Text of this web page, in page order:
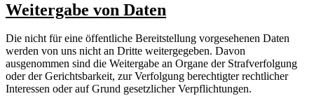
Weitergabe von Daten
Die nicht für eine öffentliche Bereitstellung vorgesehenen Daten
werden von uns nicht an Dritte weitergegeben. Davon
ausgenommen sind die Weitergabe an Organe der Strafverfolgung
oder der Gerichtsbarkeit, zur Verfolgung berechtigter rechtlicher
Interessen oder auf Grund gesetzlicher Verpflichtungen.